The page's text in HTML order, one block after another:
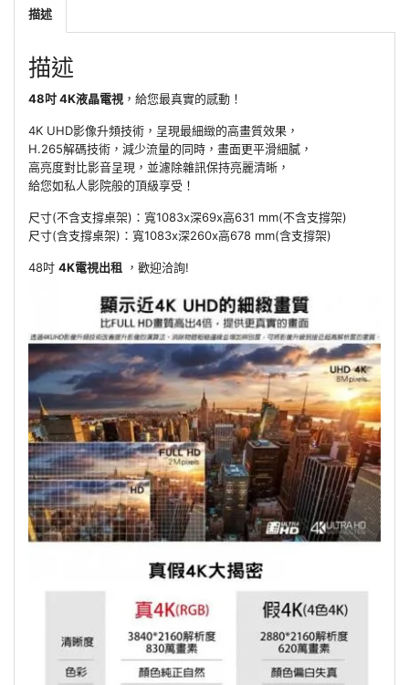
描述
描述
48吋 4K液晶電視 ，給您最真實的感動！
4K UHD影像升頻技術，呈現最細緻的高畫質效果，
H.265解碼技術，減少流量的同時，畫面更平滑細膩，
高亮度對比影音呈現，並濾除雜訊保持亮麗清晰，
給您如私人影院般的頂級享受！
尺寸(不含支撐桌架)：寬1083x深69x高631 mm(不含支撐架)
尺寸(含支撐桌架)：寬1083x深260x高678 mm(含支撐架)
48吋 4K電視出租 ，歡迎洽詢!